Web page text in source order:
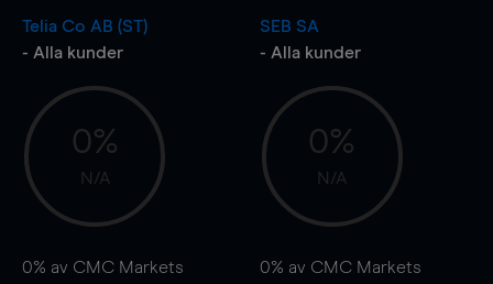
Telia Co AB (ST)
- Alla kunder
0%
N/A
0% av CMC Markets
SEB SA
- Alla kunder
0%
N/A
0% av CMC Markets